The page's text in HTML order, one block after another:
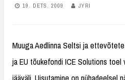
19. DETS. 2009 JYRI
Muuga Aedlinna Seltsi ja
ja EU tõukefondi ICE Solutions